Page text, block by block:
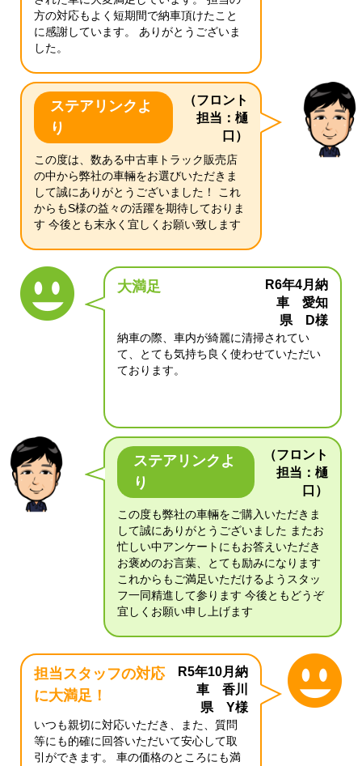
方の対応もよく短期間で納車頂けたこと
に感謝しています。 ありがとうございま
した。
ステアリンクよ
り
（フロント
担当：樋
口）
この度は、数ある中古車トラック販売店
の中から弊社の車輛をお選びいただきま
して誠にありがとうございました！ これ
からもS様の益々の活躍を期待しておりま
す 今後とも末永く宜しくお願い致します
大満足
R6年4月納
車 愛知
県 D様
納車の際、車内が綺麗に清掃されてい
て、とても気持ち良く使わせていただい
ております。
ステアリンクよ
り
（フロント
担当：樋
口）
この度も弊社の車輛をご購入いただきま
して誠にありがとうございました またお
忙しい中アンケートにもお答えいただき
お褒めのお言葉、とても励みになります
これからもご満足いただけるようスタッ
フ一同精進して参ります 今後ともどうぞ
宜しくお願い申し上げます
担当スタッフの対応
に大満足！
R5年10月納
車 香川
県 Y様
いつも親切に対応いただき、また、質問
等にも的確に回答いただいて安心して取
引ができます。 車の価格のところにも満